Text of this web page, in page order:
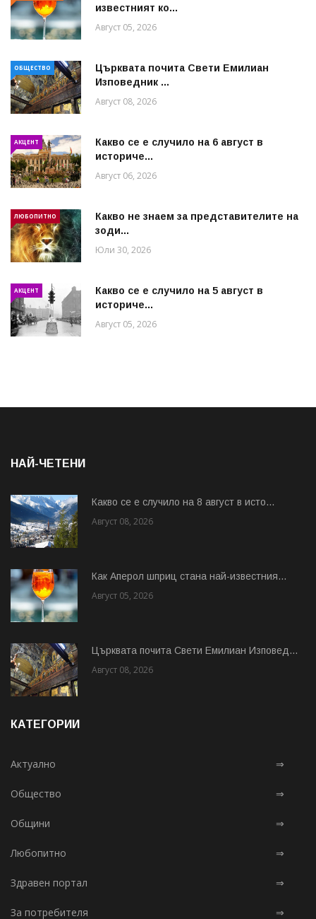
известният ко...
Август 05, 2026
ОБЩЕСТВО
Църквата почита Свeти Емилиан
Изповедник ...
Август 08, 2026
АКЦЕНТ
Какво се е случило на 6 август в
историче...
Август 06, 2026
ЛЮБОПИТНО
Какво не знаем за представителите на
зоди...
Юли 30, 2026
АКЦЕНТ
Какво се е случило на 5 август в
историче...
Август 05, 2026
НАЙ-ЧЕТЕНИ
Какво се е случило на 8 август в исто...
Август 08, 2026
Как Аперол шприц стана най-известния...
Август 05, 2026
Църквата почита Свeти Емилиан Изповед...
Август 08, 2026
КАТЕГОРИИ
Актуално ⇒
Общество ⇒
Общини ⇒
Любопитно ⇒
Здравен портал ⇒
За потребителя ⇒